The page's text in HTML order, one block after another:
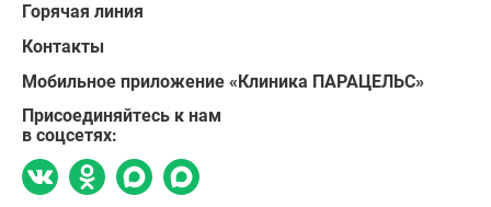
Горячая линия
Контакты
Мобильное приложение «Клиника ПАРАЦЕЛЬС»
Присоединяйтесь к нам
в соцсетях: